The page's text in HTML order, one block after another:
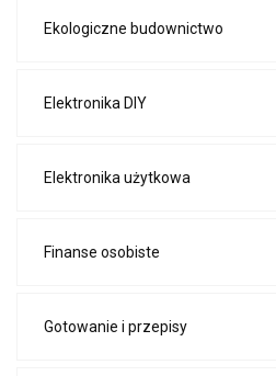
Ekologiczne budownictwo
Elektronika DIY
Elektronika użytkowa
Finanse osobiste
Gotowanie i przepisy